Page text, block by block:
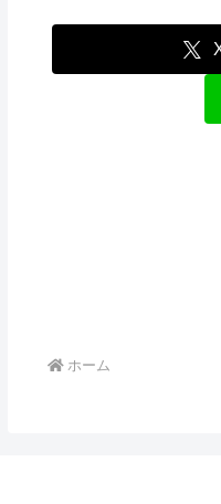
ホーム